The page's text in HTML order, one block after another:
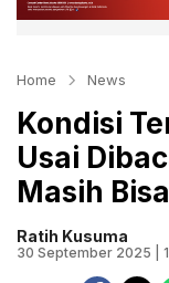
Home News
Kondisi
Usai
Masih
Ratih Kusuma
30 September 2025 |